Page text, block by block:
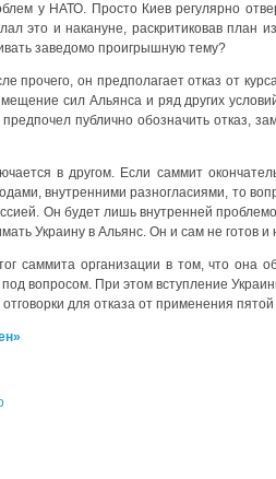
у НАТО. Про­сто Киев регу­ляр­но
это и нака­нуне, рас­кри­ти­ко­вав план
заве­до­мо про­иг­рыш­ную тему?
про­че­го, он пред­по­ла­га­ет отказ от
сил Аль­ян­са и ряд дру­гих
пуб­лич­но обо­зна­чить отказ,
в дру­гом. Если сам­мит
внут­рен­ни­ми раз­но­гла­си­я­ми, то
Он будет лишь внут­рен­ней
Укра­и­ну в Аль­янс. Он и сам не готов
сам­ми­та орга­ни­за­ции в том, что она
вопро­сом. При этом вступ­ле­ние
для отка­за от при­ме­не­ния пятой